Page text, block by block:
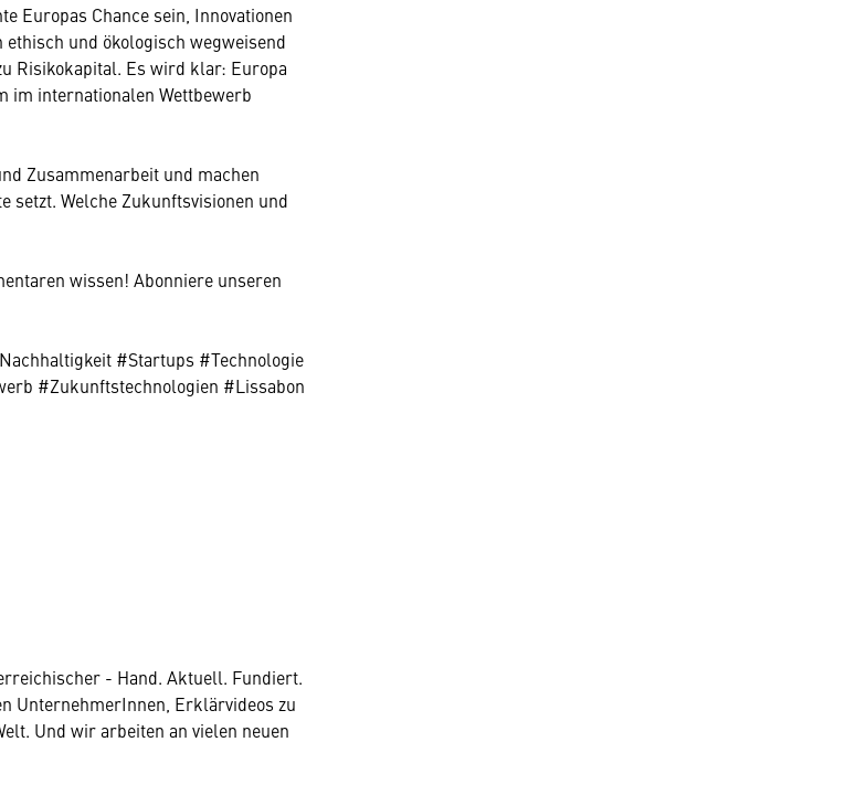
Europas Chance sein, Innovationen
und ökologisch wegweisend
Risikokapital. Es wird klar: Europa
im internationalen Wettbewerb
Zusammenarbeit und machen
setzt. Welche Zukunftsvisionen und
wissen! Abonniere unseren
#Startups #Technologie
#Zukunftstechnologien #Lissabon
- Hand. Aktuell. Fundiert.
UnternehmerInnen, Erklärvideos zu
Und wir arbeiten an vielen neuen